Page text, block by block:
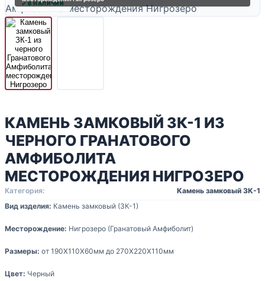
✓ В НАЛИЧИИ
КАМЕНЬ ЗАМКОВЫЙ ЗК-1 ИЗ
ЧЕРНОГО ГРАНАТОВОГО
АМФИБОЛИТА
МЕСТОРОЖДЕНИЯ НИГРОЗЕРО
Категория:
Камень замковый ЗК-1
Вид изделия: Камень замковый (ЗК-1)
Месторождение: Нигрозеро (Гранатовый Амфиболит)
Размеры: от 190Х110Х60мм до 270Х220Х110мм
Цвет: Черный